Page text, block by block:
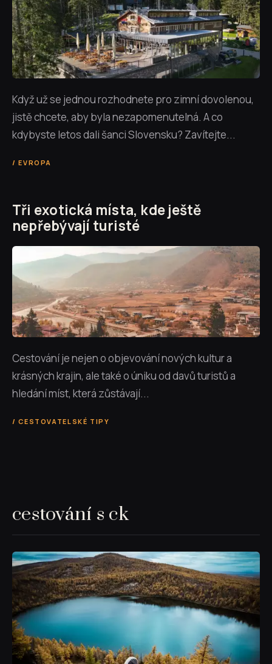
Když už se jednou rozhodnete pro zimní dovolenou,
jistě chcete, aby byla nezapomenutelná. A co
kdybyste letos dali šanci Slovensku? Zavítejte...
EVROPA
Tři exotická místa, kde ještě
nepřebývají turisté
Cestování je nejen o objevování nových kultur a
krásných krajin, ale také o úniku od davů turistů a
hledání míst, která zůstávají...
CESTOVATELSKÉ TIPY
cestování s ck